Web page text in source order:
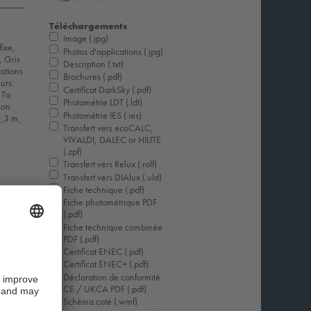
Téléchargements
Image (.jpg)
Photos d'applications (.jpg)
Description (.txt)
Brochures (.pdf)
Certificat DarkSky (.pdf)
Photométrie LDT (.ldt)
Photométrie IES (.ies)
Transfert vers ecoCALC,
VIVALDI, DALEC or HILITE
(.zpf)
Transfert vers Relux (.rolf)
Transfert vers DIAlux (.uld)
Fiche technique (.pdf)
Fiche photométrique PDF
(.pdf)
Fiche technique combinée
PDF (.pdf)
Certificat ENEC (.pdf)
Certificat ENEC+ (.pdf)
Déclaration de conformité
CE / UKCA PDF (.pdf)
Schéma coté (.wmf)
Gris
m,